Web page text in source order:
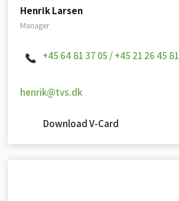
Henrik Larsen
Manager
+45 64 81 37 05 /+45 21 26 45 81
henrik@tvs.dk
Download V-Card​